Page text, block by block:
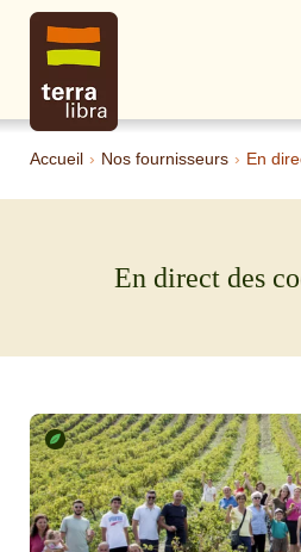
Accueil › Nos fournisseurs › En
En direct des